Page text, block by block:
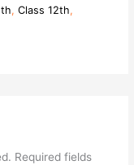
, Class 12th,
Required fields